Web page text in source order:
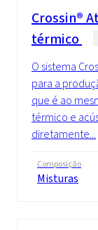
Crossin®
térmico
O sistema
para a
que é ao
térmico e
diretamente...
Composição
Misturas